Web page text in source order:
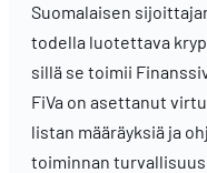
Suomalaisen
todella luotettava
sillä se toimii
FiVa on asettanut
listan määräyksiä ja
toiminnan turvallisuus